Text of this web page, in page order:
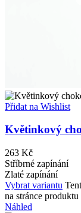
Přidat na Wishlist
Květinkový
263 Kč
Stříbrné zapínání
Zlaté zapínání
Vybrat variantu
na stránce produktu
Náhled